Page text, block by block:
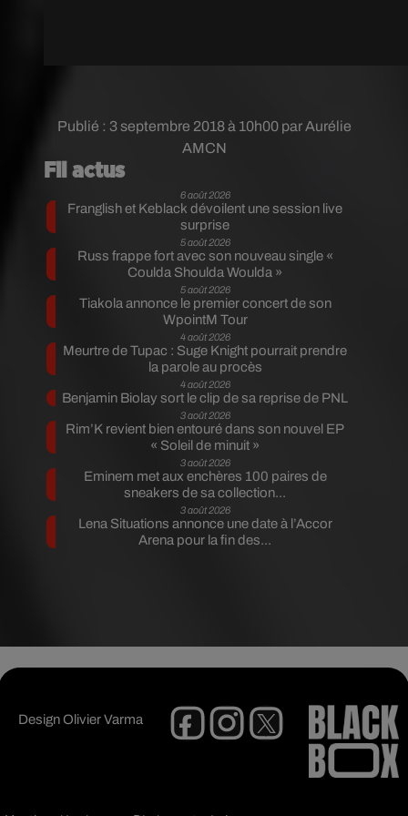
Publié : 3 septembre 2018 à 10h00 par Aurélie
AMCN
Fil actus
6 août 2026
Franglish et Keblack dévoilent une session live
surprise
5 août 2026
Russ frappe fort avec son nouveau single «
Coulda Shoulda Woulda »
5 août 2026
Tiakola annonce le premier concert de son
WpointM Tour
4 août 2026
Meurtre de Tupac : Suge Knight pourrait prendre
la parole au procès
4 août 2026
Benjamin Biolay sort le clip de sa reprise de PNL
3 août 2026
Rim’K revient bien entouré dans son nouvel EP
« Soleil de minuit »
3 août 2026
Eminem met aux enchères 100 paires de
sneakers de sa collection...
3 août 2026
Lena Situations annonce une date à l’Accor
Arena pour la fin des...
DesignOlivier Varma